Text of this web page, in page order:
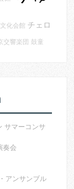
化会館 チェロ
交響楽団 鼓童
サマーコンサ
奏会
アンサンブル